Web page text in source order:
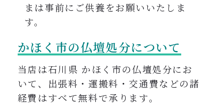
まは事前にご供養をお願いいたしま
す。
かほく市の仏壇処分について
当店は石川県 かほく市の仏壇処分にお
いて、出張料・運搬料・交通費などの諸
経費はすべて無料で承ります。